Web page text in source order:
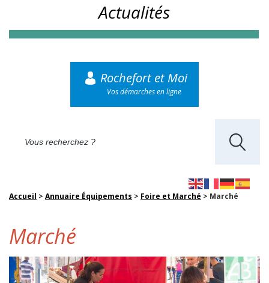
Actualités
Rochefort et Moi
Vos démarches en ligne
Accueil > Annuaire Équipements > Foire et Marché > Marché
Marché